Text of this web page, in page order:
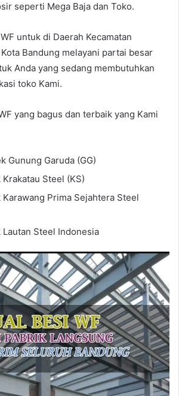
seperti Mega Baja dan Toko.
untuk di Daerah Kecamatan
Bandung melayani partai besar
Anda yang sedang membutuhkan
toko Kami.
yang bagus dan terbaik yang Kami
Gunung Garuda (GG)
Steel (KS)
Karawang Prima Sejahtera Steel
Lautan Steel Indonesia